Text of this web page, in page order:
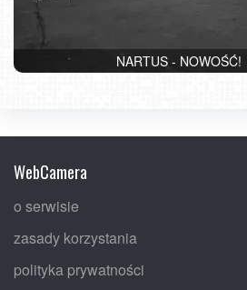
NARTUS - NOWOŚĆ!
WebCamera
o serwisie
zasady korzystania
polityka prywatności